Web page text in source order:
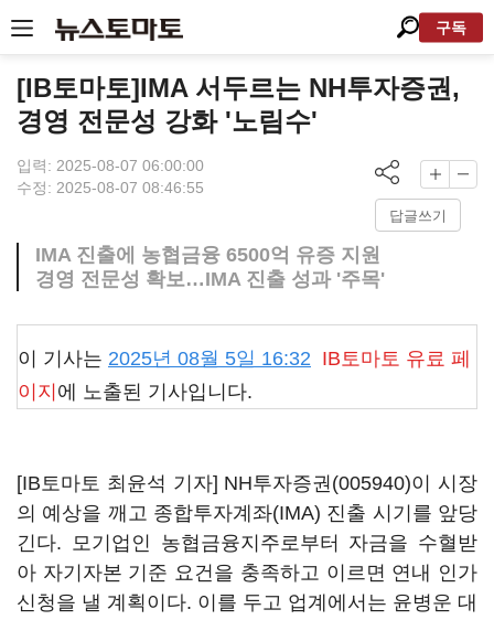
구독
[IB토마토]IMA 서두르는 NH투자증권,
경영 전문성 강화 '노림수'
입력: 2025-08-07 06:00:00
수정: 2025-08-07 08:46:55
답글쓰기
IMA 진출에 농협금융 6500억 유증 지원
경영 전문성 확보…IMA 진출 성과 '주목'
이 기사는 2025년 08월 5일 16:32 IB토마토 유료 페
이지 에 노출된 기사입니다.
[IB토마토 최윤석 기자] NH투자증권(005940)이 시장
의 예상을 깨고 종합투자계좌(IMA) 진출 시기를 앞당
긴다. 모기업인 농협금융지주로부터 자금을 수혈받
아 자기자본 기준 요건을 충족하고 이르면 연내 인가
신청을 낼 계획이다. 이를 두고 업계에서는 윤병운 대